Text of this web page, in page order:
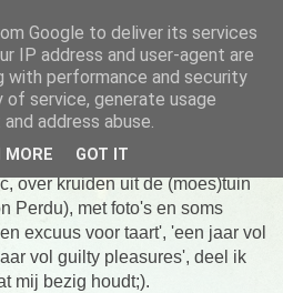
altijd online, wel vaak te vinden
om te eten en om verhalen te
over koken uit favoriete
over kruiden uit de (moes)tuin
Perdu), met foto's en soms
excuus voor taart', 'een jaar vol
vol guilty pleasures', deel ik
mij bezig houdt;).
Google to deliver its services
IP address and user-agent are
with performance and security
service, generate usage
address abuse.
MORE GOT IT